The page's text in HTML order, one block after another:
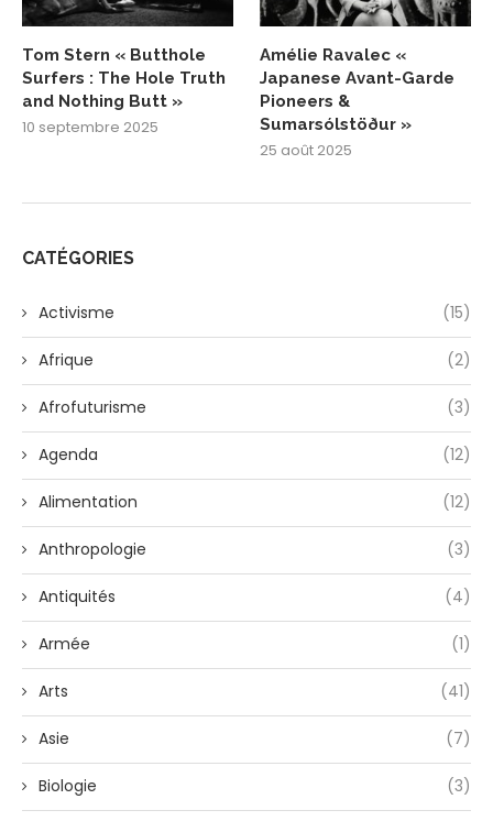
Tom Stern « Butthole
Surfers : The Hole Truth
and Nothing Butt »
10 septembre 2025
Amélie Ravalec «
Japanese Avant-Garde
Pioneers &
Sumarsólstöður »
25 août 2025
CATÉGORIES
Activisme (15)
Afrique (2)
Afrofuturisme (3)
Agenda (12)
Alimentation (12)
Anthropologie (3)
Antiquités (4)
Armée (1)
Arts (41)
Asie (7)
Biologie (3)